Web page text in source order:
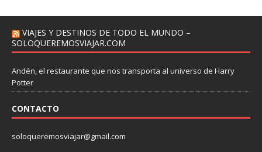
VIAJES Y DESTINOS DE TODO EL MUNDO –
SOLOQUEREMOSVIAJAR.COM
Andén, el restaurante que nos transporta al universo de Harry
Potter
CONTACTO
soloqueremosviajar@gmail.com